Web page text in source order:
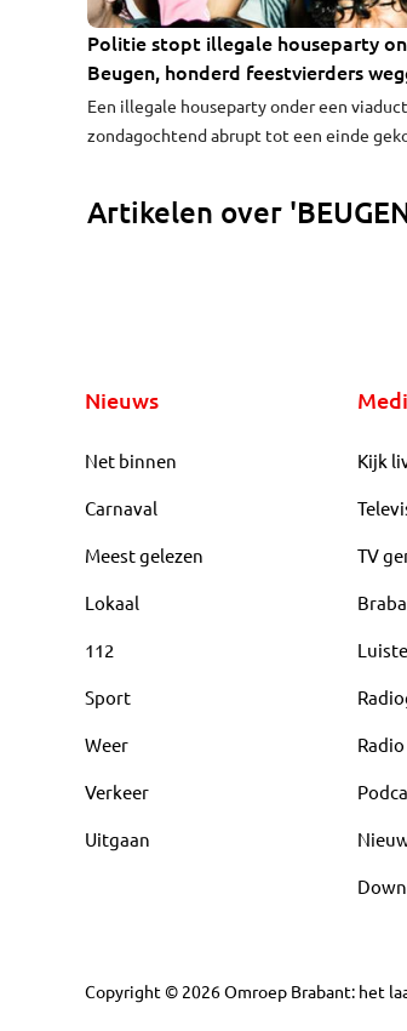
Politie stopt illegale houseparty
Beugen, honderd feestvierders
Een illegale houseparty onder een
zondagochtend abrupt tot een einde
Artikelen over
Nieuws
Net binnen
Carnaval
Meest gelezen
Lokaal
112
Sport
Weer
Verkeer
Uitgaan
Kijk
TV
Copyright © 2026Omroep Brabant: het